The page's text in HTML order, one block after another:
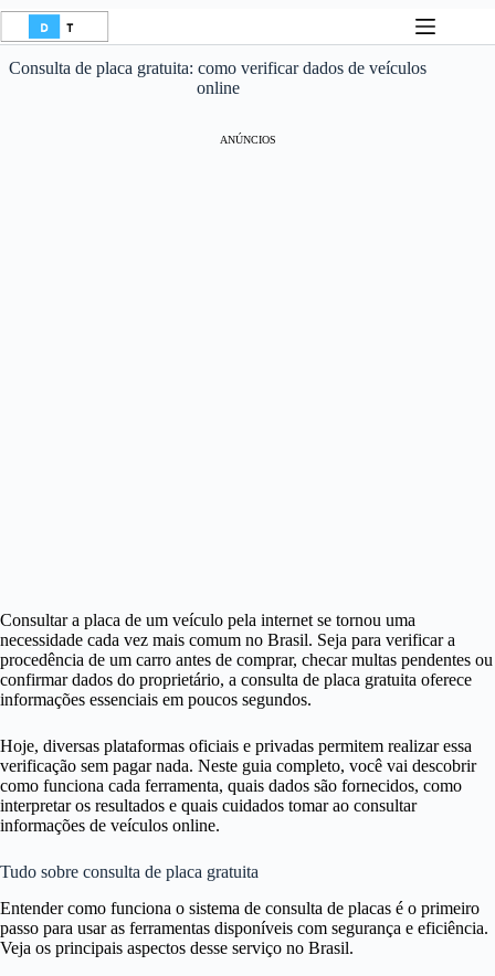
Pular
para
conteúdo
Consulta de placa gratuita: como verificar dados de veículos
online
ANÚNCIOS
Consultar a placa de um veículo pela internet se tornou uma
necessidade cada vez mais comum no Brasil. Seja para verificar a
procedência de um carro antes de comprar, checar multas pendentes ou
confirmar dados do proprietário, a consulta de placa gratuita oferece
informações essenciais em poucos segundos.
Hoje, diversas plataformas oficiais e privadas permitem realizar essa
verificação sem pagar nada. Neste guia completo, você vai descobrir
como funciona cada ferramenta, quais dados são fornecidos, como
interpretar os resultados e quais cuidados tomar ao consultar
informações de veículos online.
Tudo sobre consulta de placa gratuita
Entender como funciona o sistema de consulta de placas é o primeiro
passo para usar as ferramentas disponíveis com segurança e eficiência.
Veja os principais aspectos desse serviço no Brasil.